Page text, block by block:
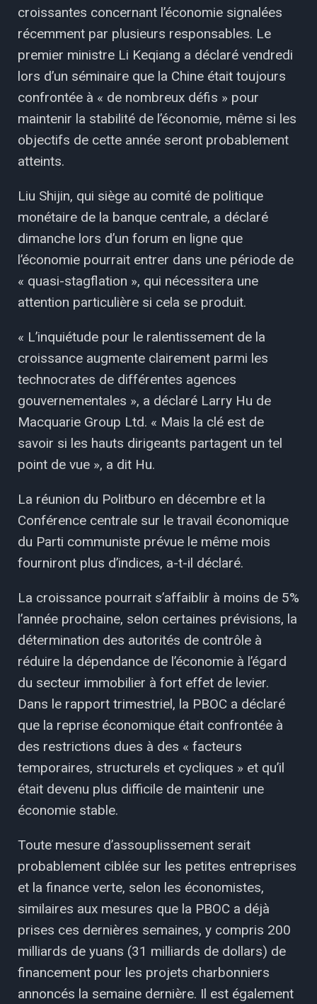
croissantes concernant l’économie signalées
récemment par plusieurs responsables. Le
premier ministre Li Keqiang a déclaré vendredi
lors d’un séminaire que la Chine était toujours
confrontée à « de nombreux défis » pour
maintenir la stabilité de l’économie, même si les
objectifs de cette année seront probablement
atteints.
Liu Shijin, qui siège au comité de politique
monétaire de la banque centrale, a déclaré
dimanche lors d’un forum en ligne que
l’économie pourrait entrer dans une période de
« quasi-stagflation », qui nécessitera une
attention particulière si cela se produit.
« L’inquiétude pour le ralentissement de la
croissance augmente clairement parmi les
technocrates de différentes agences
gouvernementales », a déclaré Larry Hu de
Macquarie Group Ltd. « Mais la clé est de
savoir si les hauts dirigeants partagent un tel
point de vue », a dit Hu.
La réunion du Politburo en décembre et la
Conférence centrale sur le travail économique
du Parti communiste prévue le même mois
fourniront plus d’indices, a-t-il déclaré.
La croissance pourrait s’affaiblir à moins de 5%
l’année prochaine, selon certaines prévisions, la
détermination des autorités de contrôle à
réduire la dépendance de l’économie à l’égard
du secteur immobilier à fort effet de levier.
Dans le rapport trimestriel, la PBOC a déclaré
que la reprise économique était confrontée à
des restrictions dues à des « facteurs
temporaires, structurels et cycliques » et qu’il
était devenu plus difficile de maintenir une
économie stable.
Toute mesure d’assouplissement serait
probablement ciblée sur les petites entreprises
et la finance verte, selon les économistes,
similaires aux mesures que la PBOC a déjà
prises ces dernières semaines, y compris 200
milliards de yuans (31 milliards de dollars) de
financement pour les projets charbonniers
annoncés la semaine dernière. Il est également